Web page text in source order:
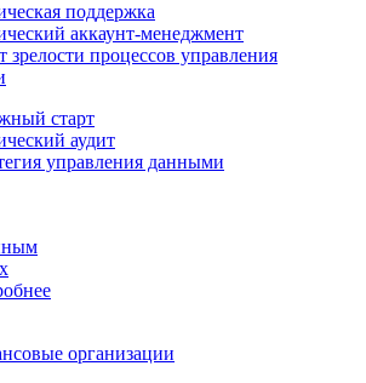
поддержка
аккаунт-менеджмент
зрелости процессов управления
старт
аудит
управления данными
организации